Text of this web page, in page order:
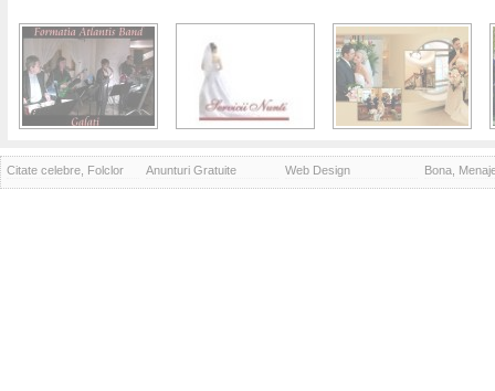
Citate celebre, Folclor Anunturi Gratuite Web Design Bona,